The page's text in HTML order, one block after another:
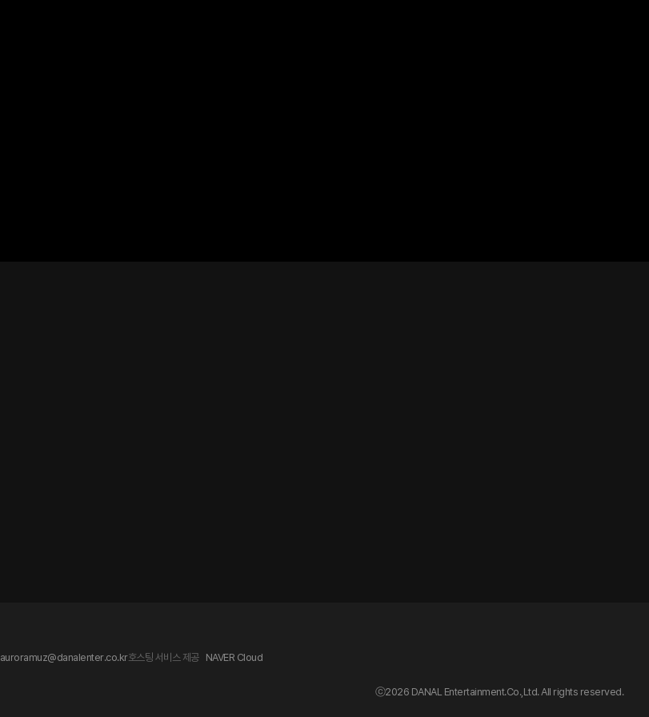
auroramuz@danalenter.co.kr호스팅 서비스 제공 NAVER Cloud
ⓒ2026 DANAL Entertainment.Co.,Ltd. All rights reserved.